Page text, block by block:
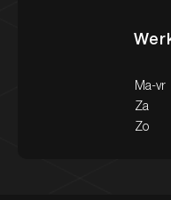
Ma-vr
Za
Zo